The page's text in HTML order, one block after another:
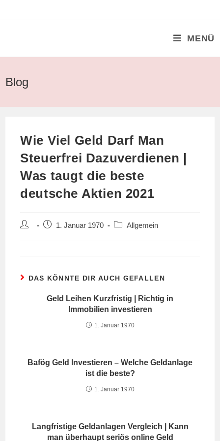
MENÜ
Blog
Wie Viel Geld Darf Man
Steuerfrei Dazuverdienen |
Was taugt die beste
deutsche Aktien 2021
Beitrags-Beitrag1. Januar 1970
Beitrags-
Allgemein
DAS KÖNNTE DIR AUCH GEFALLEN
Geld Leihen Kurzfristig | Richtig in
Immobilien investieren
1. Januar 1970
Bafög Geld Investieren – Welche Geldanlage
ist die beste?
1. Januar 1970
Langfristige Geldanlagen Vergleich | Kann
man überhaupt seriös online Geld